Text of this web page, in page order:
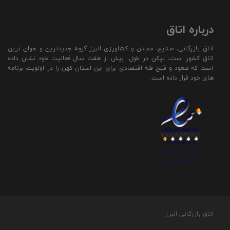
درباره اتاق
اتاق بازرگانی، صنایع، معادن و کشاورزی البرز گرچه جدیدترین و جوان ترین
اتاق کشور است، لیکن در طول بیش از هفت سال فعالیت خود نشان داده
است که صعود و فتح قله اقتصادی برای این استان کهن را در اولویت برنامه
های خود قرار داده است.
اتاق بازرگانی البرز